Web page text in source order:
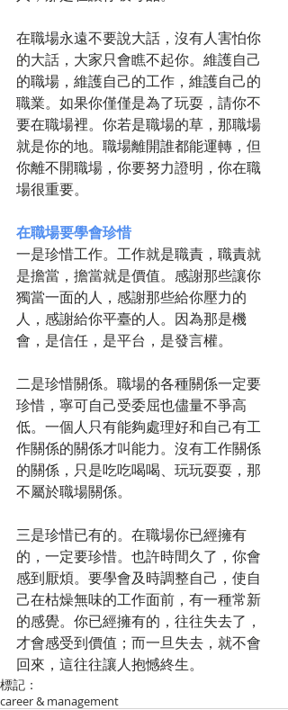
在職場永遠不要說大話，沒有人害怕你
的大話，大家只會瞧不起你。維護自己
的職場，維護自己的工作，維護自己的
職業。如果你僅僅是為了玩耍，請你不
要在職場裡。你若是職場的草，那職場
就是你的地。職場離開誰都能運轉，但
你離不開職場，你要努力證明，你在職
場很重要。
在職場要學會珍惜
一是珍惜工作。工作就是職責，職責就
是擔當，擔當就是價值。感謝那些讓你
獨當一面的人，感謝那些給你壓力的
人，感謝給你平臺的人。因為那是機
會，是信任，是平台，是發言權。
二是珍惜關係。職場的各種關係一定要
珍惜，寧可自己受委屈也儘量不爭高
低。一個人只有能夠處理好和自己有工
作關係的關係才叫能力。沒有工作關係
的關係，只是吃吃喝喝、玩玩耍耍，那
不屬於職場關係。
三是珍惜已有的。在職場你已經擁有
的，一定要珍惜。也許時間久了，你會
感到厭煩。要學會及時調整自己，使自
己在枯燥無味的工作面前，有一種常新
的感覺。你已經擁有的，往往失去了，
才會感受到價值；而一旦失去，就不會
回來，這往往讓人抱憾終生。
標記：
career & management